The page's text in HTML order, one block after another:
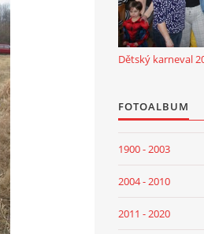
Dětský karneval
FOTOALBUM
1900 - 2003
2004 - 2010
2011 - 2020